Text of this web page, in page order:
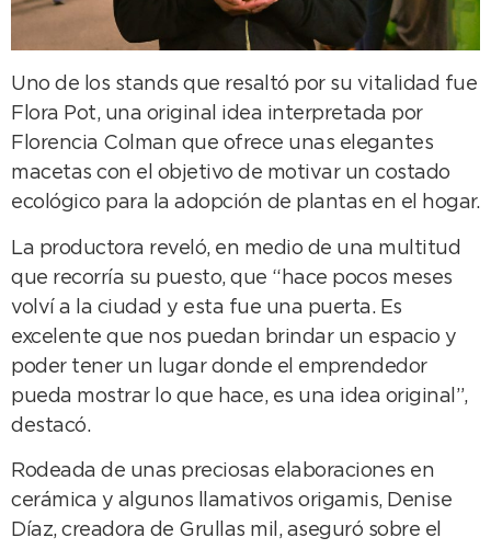
Uno de los stands que resaltó por su vitalidad fue
Flora Pot, una original idea interpretada por
Florencia Colman que ofrece unas elegantes
macetas con el objetivo de motivar un costado
ecológico para la adopción de plantas en el hogar.
La productora reveló, en medio de una multitud
que recorría su puesto, que “hace pocos meses
volví a la ciudad y esta fue una puerta. Es
excelente que nos puedan brindar un espacio y
poder tener un lugar donde el emprendedor
pueda mostrar lo que hace, es una idea original”,
destacó.
Rodeada de unas preciosas elaboraciones en
cerámica y algunos llamativos origamis, Denise
Díaz, creadora de Grullas mil, aseguró sobre el